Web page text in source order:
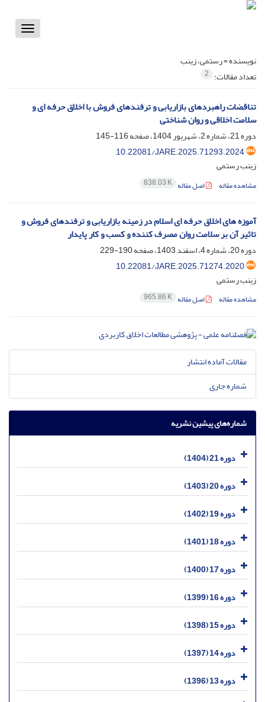
Toggle
نویسنده =رستمی، زینب
تعداد مقالات: 2
تناقضات راهبردهای بازاریابی و ترفندهای فروش با اخلاق حرفه ای و
سلامت اخلاقی و روان شناختی
دوره 21، شماره 2، شهریور 1404، صفحه
116-145
10.22081/JARE.2025.71293.2024
زینب رستمی
مشاهده مقاله اصل مقاله 838.03 K
آموزه های اخلاق حرفه ای اسلام در زمینه بازاریابی و ترفندهای فروش و
تاثیر آن بر سلامت روان مصرف کننده و کسب و کار پایدار
دوره 20، شماره 4، اسفند 1403، صفحه
190-229
10.22081/JARE.2025.71274.2020
زینب رستمی
مشاهده مقاله اصل مقاله 965.86 K
مقالات آماده انتشار
شماره جاری
شماره‌های پیشین نشریه
دوره 21 (1404)
دوره 20 (1403)
دوره 19 (1402)
دوره 18 (1401)
دوره 17 (1400)
دوره 16 (1399)
دوره 15 (1398)
دوره 14 (1397)
دوره 13 (1396)